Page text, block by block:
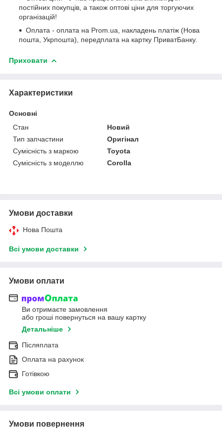
постійних покупців, а також оптові ціни для торгуючих
організацій!
Оплата - оплата на Prom.ua, накладень платіж (Нова
пошта, Укрпошта), передплата на картку ПриватБанку.
Приховати
Характеристики
Основні
Стан
Новий
Тип запчастини
Оригінал
Сумісність з маркою
Toyota
Сумісність з моделлю
Corolla
Умови доставки
Нова Пошта
Всі умови доставки
Умови оплати
Ви отримаєте замовлення
або гроші повернуться на вашу картку
Детальніше
Післяплата
Оплата на рахунок
Готівкою
Всі умови оплати
Умови повернення